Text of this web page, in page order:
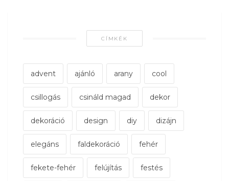
CÍMKÉK
advent ajánló arany cool
csillogás csináld magad dekor
dekoráció design diy dizájn
elegáns faldekoráció fehér
fekete-fehér felújítás festés